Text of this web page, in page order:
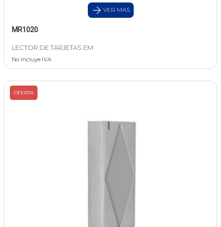
VER MAS
MR1020
LECTOR DE TARJETAS EM
No incluye IVA
OFERTA